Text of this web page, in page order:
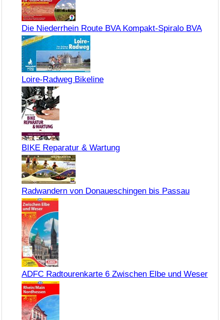
Die Niederrhein Route BVA Kompakt-Spiralo BVA
Loire-Radweg Bikeline
BIKE Reparatur & Wartung
Radwandern von Donaueschingen bis Passau
ADFC Radtourenkarte 6 Zwischen Elbe und Weser